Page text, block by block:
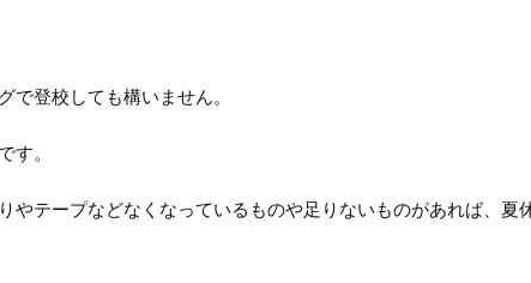
で登校しても構いません。
す。
やテープなどなくなっているものや足りないものがあれば、夏